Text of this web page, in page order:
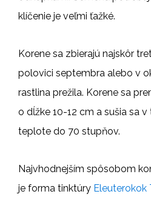
klíčenie je veľmi ťažké.
Korene sa zbierajú najskôr
polovici septembra alebo v
rastlina prežila. Korene sa
o dĺžke 10-12 cm a sušia sa
teplote do 70 stupňov.
Najvhodnejším spôsobom
je forma tinktúry Eleuterokok